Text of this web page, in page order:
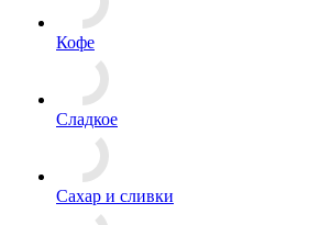
Кофе
Сладкое
Сахар и сливки